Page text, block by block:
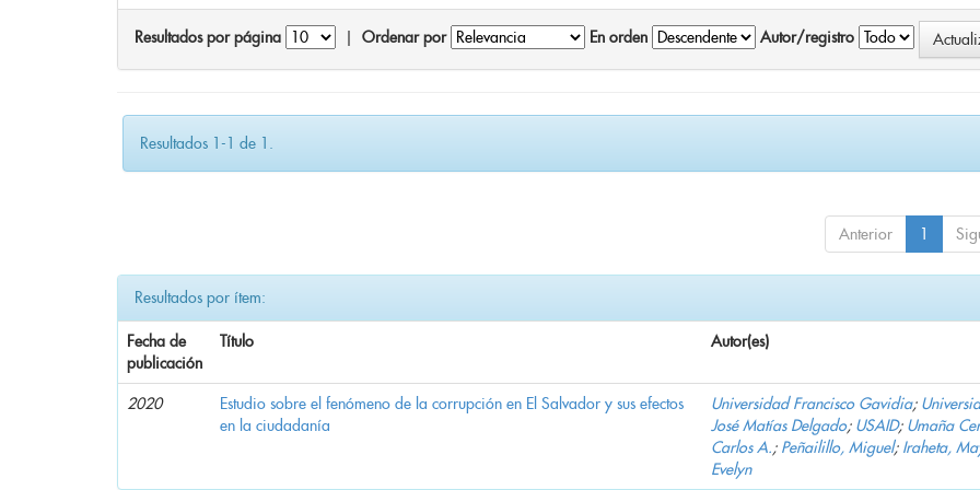
Resultados por página Ordenar por En orden Autor/registro
Resultados 1-1 de 1.
Anterior 1
Resultados por ítem:
Fecha de
publicación
Título Autor(es)
2020
Estudio sobre el fenómeno de la corrupción en El Salvador y sus efectos
en la ciudadanía
Universidad Francisco Gavidia;
José Matías Delgado; USAID; Umaña
Carlos A.; Peñailillo, Miguel; Iraheta,
Evelyn